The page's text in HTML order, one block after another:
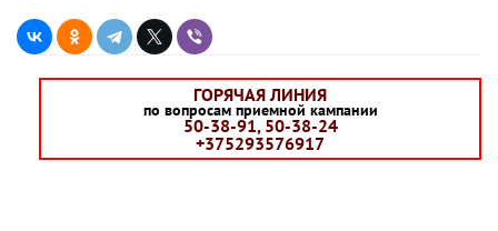
ГОРЯЧАЯ ЛИНИЯ
по вопросам приемной кампании
50-38-91, 50-38-24
+375293576917